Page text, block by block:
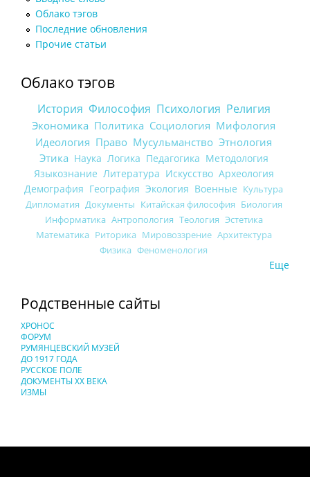
Облако тэгов
Последние обновления
Прочие статьи
Облако тэгов
История Философия Психология Религия
Экономика Политика Социология Мифология
Идеология Право Мусульманство Этнология
Этика Наука Логика Педагогика Методология
Языкознание Литература Искусство Археология
Демография География Экология Военные Культура
Дипломатия Документы Китайская философия Биология
Информатика Антропология Теология Эстетика
Математика Риторика Мировоззрение Архитектура
Физика Феноменология
Еще
Родственные сайты
ХРОНОС
ФОРУМ
РУМЯНЦЕВСКИЙ МУЗЕЙ
ДО 1917 ГОДА
РУССКОЕ ПОЛЕ
ДОКУМЕНТЫ XX ВЕКА
ИЗМЫ